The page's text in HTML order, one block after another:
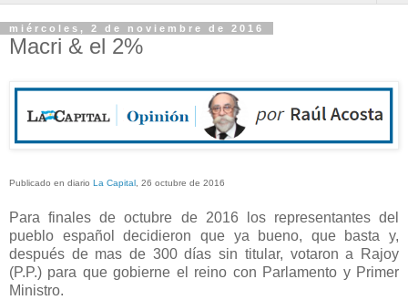
miércoles, 2 de noviembre de 2016
Macri & el 2%
Publicado en diario La Capital , 26 octubre de 2016
Para finales de octubre de 2016 los representantes del
pueblo español decidieron que ya bueno, que basta y,
después de mas de 300 días sin titular, votaron a Rajoy
(P.P.) para que gobierne el reino con Parlamento y Primer
Ministro.